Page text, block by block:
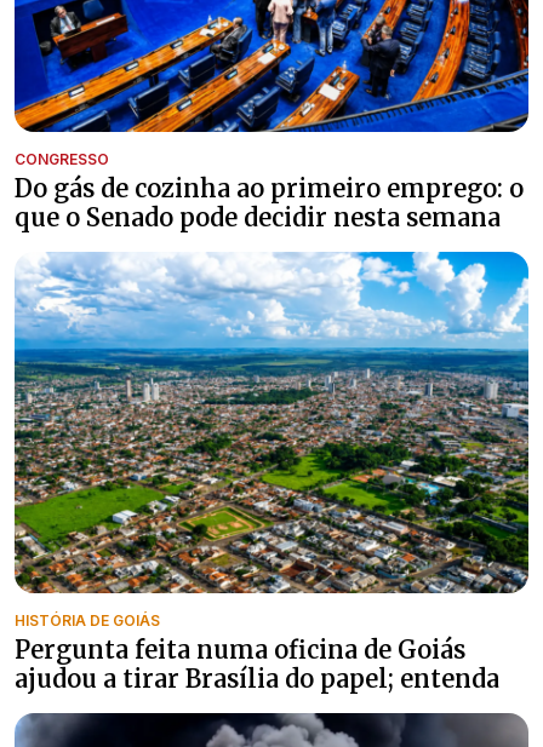
CONGRESSO
Do gás de cozinha ao primeiro emprego: o
que o Senado pode decidir nesta semana
HISTÓRIA DE GOIÁS
Pergunta feita numa oficina de Goiás
ajudou a tirar Brasília do papel; entenda